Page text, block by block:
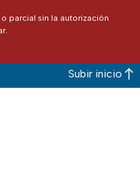
parcial sin la autorización
Subir inicio